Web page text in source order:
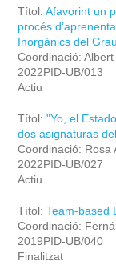
Títol: Afavorint un
procés
Inorgànics del
Coordinació:
2022PID-UB/013
Actiu
Títol: "Yo, el
dos asignaturas
Coordinació: Rosa
2022PID-UB/027
Actiu
Títol: Team-based
Coordinació:
2019PID-UB/040
Finalitzat